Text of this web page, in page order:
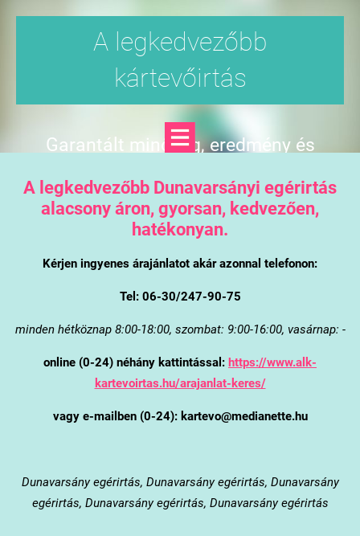
A legkedvezőbb
kártevőirtás
Garantált minőség, eredmény és
A legkedvezőbb Dunavarsányi egérirtás
alacsony áron, gyorsan, kedvezően,
hatékonyan.
Kérjen ingyenes árajánlatot akár azonnal telefonon:
Tel: 06-30/247-90-75
minden hétköznap 8:00-18:00, szombat: 9:00-16:00, vasárnap: -
online (0-24) néhány kattintással: https://www.alk-
kartevoirtas.hu/arajanlat-keres/
vagy e-mailben (0-24): kartevo@medianette.hu
Dunavarsányegérirtás, Dunavarsány egérirtás, Dunavarsány
egérirtás, Dunavarsány egérirtás, Dunavarsány egérirtás